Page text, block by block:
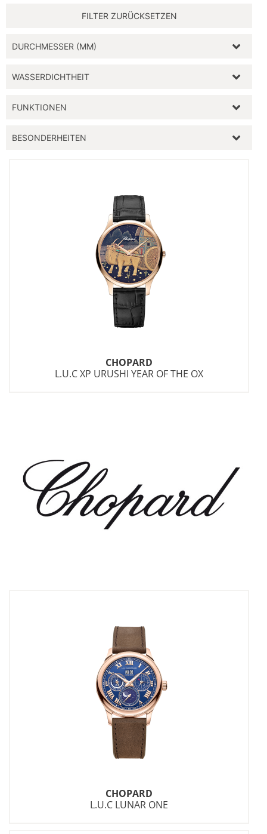
DURCHMESSER (MM)
WASSERDICHTHEIT
FUNKTIONEN
BESONDERHEITEN
CHOPARD
L.U.C XP URUSHI YEAR OF THE OX
CHOPARD
L.U.C LUNAR ONE